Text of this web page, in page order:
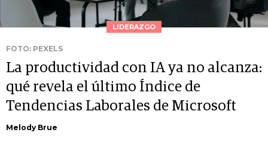
LIDERAZGO
FOTO: PEXELS
La productividad con IA ya no alcanza:
qué revela el último Índice de
Tendencias Laborales de Microsoft
Melody Brue